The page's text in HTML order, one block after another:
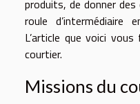
produits, de donner
roule d’intermédiaire
L’article que voici
courtier.
Missions du